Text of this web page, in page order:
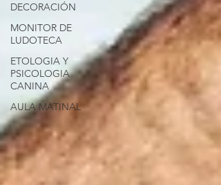
DECORACIÓN
MONITOR DE
LUDOTECA
ETOLOGIA Y
PSICOLOGIA
CANINA
AULA MATINAL